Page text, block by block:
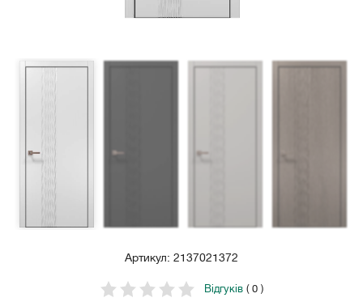
Артикул: 2137021372
Відгуків( 0 )